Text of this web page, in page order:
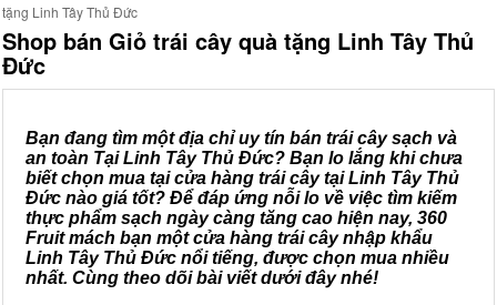
tặng Linh Tây Thủ Đức
Shop bán Giỏ trái cây quà tặng Linh Tây Thủ
Đức
Bạn đang tìm một địa chỉ uy tín bán trái cây sạch và
an toàn Tại Linh Tây Thủ Đức? Bạn lo lắng khi chưa
biết chọn mua tại cửa hàng trái cây tại Linh Tây Thủ
Đức nào giá tốt? Để đáp ứng nỗi lo về việc tìm kiếm
thực phẩm sạch ngày càng tăng cao hiện nay, 360
Fruit mách bạn một cửa hàng trái cây nhập khẩu
Linh Tây Thủ Đức nổi tiếng, được chọn mua nhiều
nhất. Cùng theo dõi bài viết dưới đây nhé!